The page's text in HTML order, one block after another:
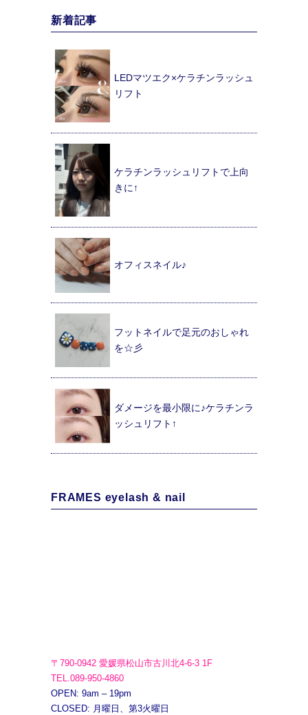
新着記事
LEDマツエク×ケラチンラッシュ
リフト
ケラチンラッシュリフトで上向
きに↑
オフィスネイル♪
フットネイルで足元のおしゃれ
を☆彡
ダメージを最小限に♪ケラチンラ
ッシュリフト↑
FRAMES eyelash & nail
〒790-0942 愛媛県松山市古川北4-6-3 1F
TEL.089-950-4860
OPEN: 9am – 19pm
CLOSED: 月曜日、第3火曜日